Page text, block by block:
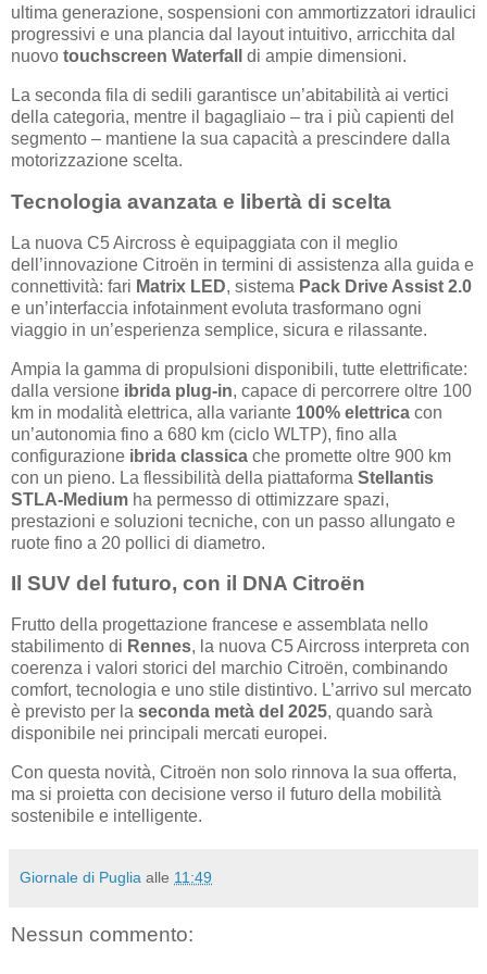
ultima generazione, sospensioni con ammortizzatori idraulici
progressivi e una plancia dal layout intuitivo, arricchita dal
nuovo touchscreen Waterfall di ampie dimensioni.
La seconda fila di sedili garantisce un’abitabilità ai vertici
della categoria, mentre il bagagliaio – tra i più capienti del
segmento – mantiene la sua capacità a prescindere dalla
motorizzazione scelta.
Tecnologia avanzata e libertà di scelta
La nuova C5 Aircross è equipaggiata con il meglio
dell’innovazione Citroën in termini di assistenza alla guida e
connettività: fari Matrix LED, sistema Pack Drive Assist 2.0
e un’interfaccia infotainment evoluta trasformano ogni
viaggio in un’esperienza semplice, sicura e rilassante.
Ampia la gamma di propulsioni disponibili, tutte elettrificate:
dalla versione ibrida plug-in, capace di percorrere oltre 100
km in modalità elettrica, alla variante 100% elettrica con
un’autonomia fino a 680 km (ciclo WLTP), fino alla
configurazione ibrida classica che promette oltre 900 km
con un pieno. La flessibilità della piattaforma Stellantis
STLA-Medium ha permesso di ottimizzare spazi,
prestazioni e soluzioni tecniche, con un passo allungato e
ruote fino a 20 pollici di diametro.
Il SUV del futuro, con il DNA Citroën
Frutto della progettazione francese e assemblata nello
stabilimento di Rennes, la nuova C5 Aircross interpreta con
coerenza i valori storici del marchio Citroën, combinando
comfort, tecnologia e uno stile distintivo. L’arrivo sul mercato
è previsto per la seconda metà del 2025, quando sarà
disponibile nei principali mercati europei.
Con questa novità, Citroën non solo rinnova la sua offerta,
ma si proietta con decisione verso il futuro della mobilità
sostenibile e intelligente.
Giornale di Puglia alle 11:49
Nessun commento: